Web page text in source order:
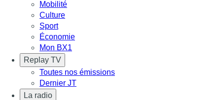
Mobilité
Culture
Sport
Économie
Mon BX1
Replay TV
Toutes nos émissions
Dernier JT
La radio